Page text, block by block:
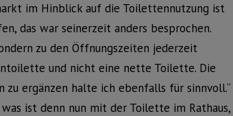
im Hinblick auf die Toilettennutzung ist
das war seinerzeit anders besprochen.
zu den Öffnungszeiten jederzeit
und nicht eine nette Toilette. Die
ergänzen halte ich ebenfalls für sinnvoll.“
ist denn nun mit der Toilette im Rathaus,